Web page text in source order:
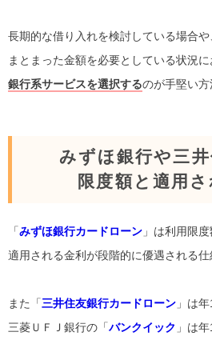
長期的な借り入れを検討している場合や
まとまった金額を必要としている状況に
銀行系サービスを選択するのが手堅い方
みずほ銀行や三
限度額と適用さ
「みずほ銀行カードローン 」は利用限度
適用される金利が段階的に優遇される仕
また「三井住友銀行カードローン 」は
三菱ＵＦＪ銀行の「バンクイック 」は